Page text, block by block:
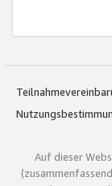
Auf dieser